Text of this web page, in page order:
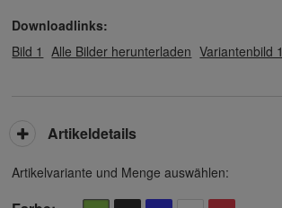
Downloadlinks:
Bild 1
Alle Bilder herunterladen Variantenbild 1
Artikelvariante und Menge auswählen:
Artikeldetails